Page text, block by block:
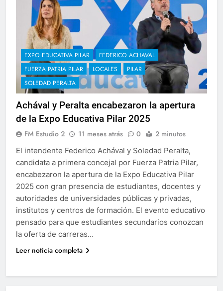
EXPO EDUCATIVA PILAR
FEDERICO ACHAVAL
FUERZA PATRIA PILAR
LOCALES
PILAR
SOLEDAD PERALTA
Achával y Peralta encabezaron la apertura
de la Expo Educativa Pilar 2025
FM Estudio 2 11 meses atrás 0 2 minutos
El intendente Federico Achával y Soledad Peralta,
candidata a primera concejal por Fuerza Patria Pilar,
encabezaron la apertura de la Expo Educativa Pilar
2025 con gran presencia de estudiantes, docentes y
autoridades de universidades públicas y privadas,
institutos y centros de formación. El evento educativo
pensado para que estudiantes secundarios conozcan
la oferta de carreras…
Leer noticia completa